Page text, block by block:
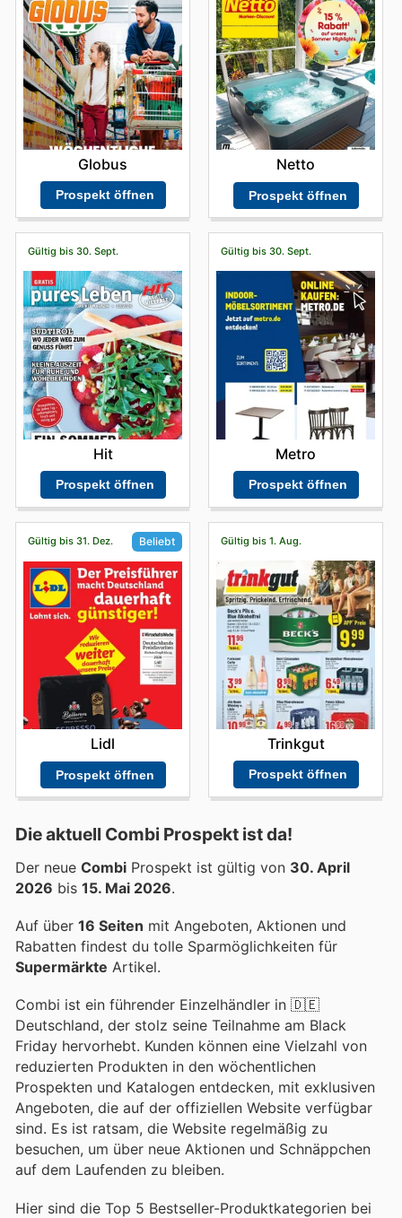
Globus
Prospekt öffnen
Netto
Prospekt öffnen
Gültig bis 30. Sept.
Hit
Prospekt öffnen
Gültig bis 30. Sept.
Metro
Prospekt öffnen
Gültig bis 31. Dez. Beliebt
Lidl
Prospekt öffnen
Gültig bis 1. Aug.
Trinkgut
Prospekt öffnen
Die aktuell Combi Prospekt ist da!
Der neue Combi Prospekt ist gültig von 30. April
2026 bis 15. Mai 2026.
Auf über 16 Seiten mit Angeboten, Aktionen und
Rabatten findest du tolle Sparmöglichkeiten für
Supermärkte Artikel.
Combi ist ein führender Einzelhändler in 🇩🇪
Deutschland, der stolz seine Teilnahme am Black
Friday hervorhebt. Kunden können eine Vielzahl von
reduzierten Produkten in den wöchentlichen
Prospekten und Katalogen entdecken, mit exklusiven
Angeboten, die auf der offiziellen Website verfügbar
sind. Es ist ratsam, die Website regelmäßig zu
besuchen, um über neue Aktionen und Schnäppchen
auf dem Laufenden zu bleiben.
Hier sind die Top 5 Bestseller-Produktkategorien bei